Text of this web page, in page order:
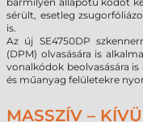
sérült, esetleg
is.
Az új SE4750DP
(DPM) olvasására is
vonalkódok beolvasására
és műanyag felületekre
MASSZÍV –